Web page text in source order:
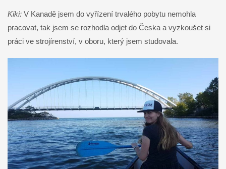
Kiki: V Kanadě jsem do vyřízení trvalého pobytu nemohla
pracovat, tak jsem se rozhodla odjet do Česka a vyzkoušet si
práci ve strojírenství, v oboru, který jsem studovala.